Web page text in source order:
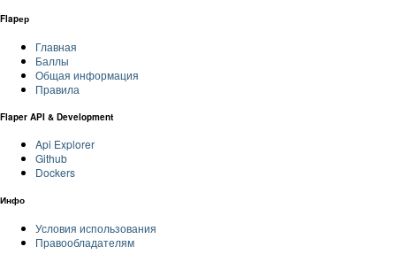
Flapер
Главная
Баллы
Общая информация
Правила
Flaper API & Development
Api Explorer
Github
Dockers
Инфо
Условия использования
Правообладателям